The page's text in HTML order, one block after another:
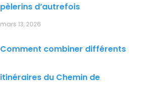
pèlerins d’autrefois
mars 13, 2026
Comment combiner différents
itinéraires du Chemin de